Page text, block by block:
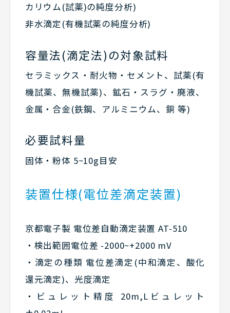
カリウム(試薬)の純度分析)
非水滴定(有機試薬の純度分析)
容量法(滴定法)の対象試料
セラミックス・耐火物・セメント、試薬(有
機試薬、無機試薬)、鉱石・スラグ・廃液、
金属・合金(鉄鋼、アルミニウム、銅 等)
必要試料量
固体・粉体 5~10g目安
装置仕様(電位差滴定装置)
京都電子製 電位差自動滴定装置 AT-510
・検出範囲電位差 -2000~+2000 mV
・滴定の種類 電位差滴定(中和滴定、酸化
還元滴定)、光度滴定
・ビュレット精度 20m,Lビュレット